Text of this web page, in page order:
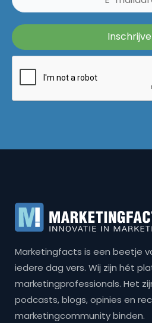
Marketingfacts is een beetje
iedere dag vers. Wij zijn hét
marketingprofessionals. Het
podcasts, blogs, opinies en
marketingcommunity binden.